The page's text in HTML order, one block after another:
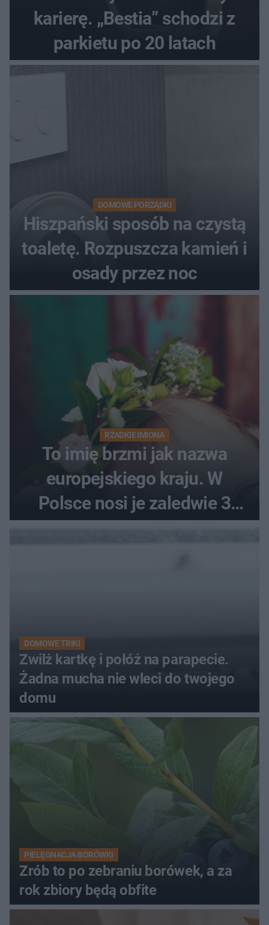
karierę. „Bestia” schodzi z
parkietu po 20 latach
DOMOWE PORZĄDKI
Hiszpański sposób na czystą
toaletę. Rozpuszcza kamień i
osady przez noc
RZADKIE IMIONA
To imię brzmi jak nazwa
europejskiego kraju. W
Polsce nosi je zaledwie 3
DOMOWE TRIKI
Zwilż kartkę i połóż na parapecie.
Żadna mucha nie wleci do twojego
domu
PIELĘGNACJA BORÓWKI
Zrób to po zebraniu borówek, a za
rok zbiory będą obfite